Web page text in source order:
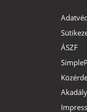
ÁSZF